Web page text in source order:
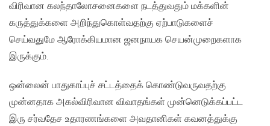
விரிவான கலந்தாலோசனைகளை நடத்துவதும் மக்களின்
கருத்துக்களை அறிந்துகொள்வதற்கு ஏற்பாடுகளைச்
செய்வதுமே ஆரோக்கியமான ஜனநாயக செயன்முறைகளாக
இருக்கும்.
ஒன்லைன் பாதுகாப்புச் சட்டத்தைக் கொண்டுவருவதற்கு
முன்னதாக அகல்விரிவான விவாதங்கள் முன்னெடுக்கப்பட்ட
இரு சர்வதேச உதாரணங்களை அவதானிகள் கவனத்துக்கு